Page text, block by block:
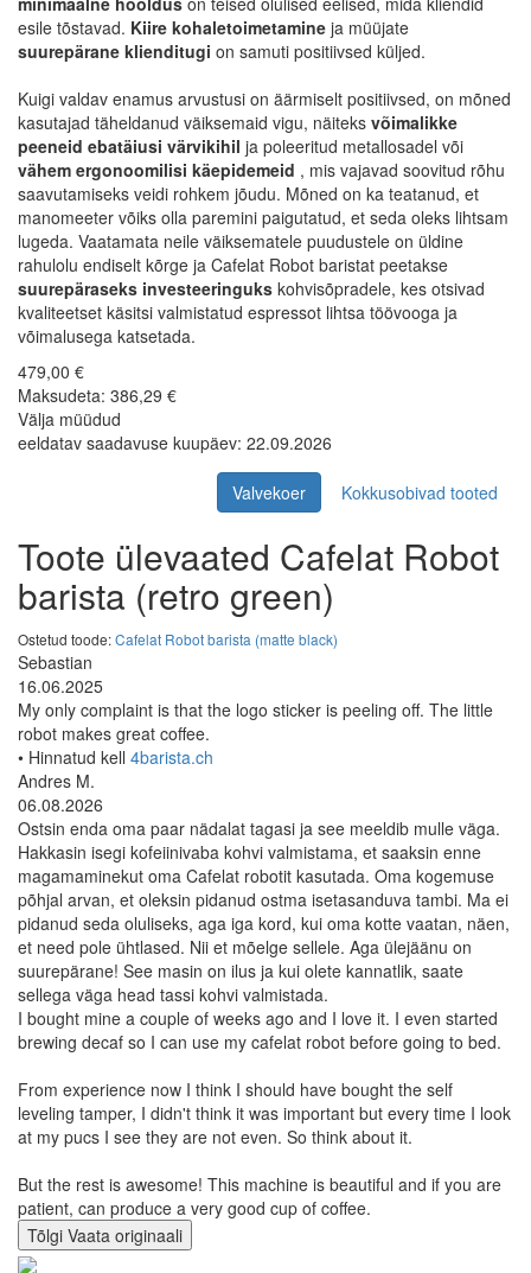
esile tõstavad. Kiire kohaletoimetamine ja müüjate
suurepärane klienditugi on samuti positiivsed küljed.
Kuigi valdav enamus arvustusi on äärmiselt positiivsed, on mõned
kasutajad täheldanud väiksemaid vigu, näiteks võimalikke
peeneid ebatäiusi värvikihil ja poleeritud metallosadel või
vähem ergonoomilisi käepidemeid , mis vajavad soovitud rõhu
saavutamiseks veidi rohkem jõudu. Mõned on ka teatanud, et
manomeeter võiks olla paremini paigutatud, et seda oleks lihtsam
lugeda. Vaatamata neile väiksematele puudustele on üldine
rahulolu endiselt kõrge ja Cafelat Robot baristat peetakse
suurepäraseks investeeringuks kohvisõpradele, kes otsivad
kvaliteetset käsitsi valmistatud espressot lihtsa töövooga ja
võimalusega katsetada.
479,00 €
Maksudeta: 386,29 €
Välja müüdud
eeldatav saadavuse kuupäev: 22.09.2026
Valvekoer Kokkusobivad tooted
Toote ülevaated Cafelat Robot
barista (retro green)
Ostetud toode:Cafelat Robot barista (matte black)
Sebastian
16.06.2025
My only complaint is that the logo sticker is peeling off. The little
robot makes great coffee.
• Hinnatud kell 4barista.ch
Andres M.
06.08.2026
Ostsin enda oma paar nädalat tagasi ja see meeldib mulle väga.
Hakkasin isegi kofeiinivaba kohvi valmistama, et saaksin enne
magamaminekut oma Cafelat robotit kasutada. Oma kogemuse
põhjal arvan, et oleksin pidanud ostma isetasanduva tambi. Ma ei
pidanud seda oluliseks, aga iga kord, kui oma kotte vaatan, näen,
et need pole ühtlased. Nii et mõelge sellele. Aga ülejäänu on
suurepärane! See masin on ilus ja kui olete kannatlik, saate
sellega väga head tassi kohvi valmistada.
I bought mine a couple of weeks ago and I love it. I even started
brewing decaf so I can use my cafelat robot before going to bed.
From experience now I think I should have bought the self
leveling tamper, I didn't think it was important but every time I look
at my pucs I see they are not even. So think about it.
But the rest is awesome! This machine is beautiful and if you are
patient, can produce a very good cup of coffee.
Tõlgi Vaata originaali